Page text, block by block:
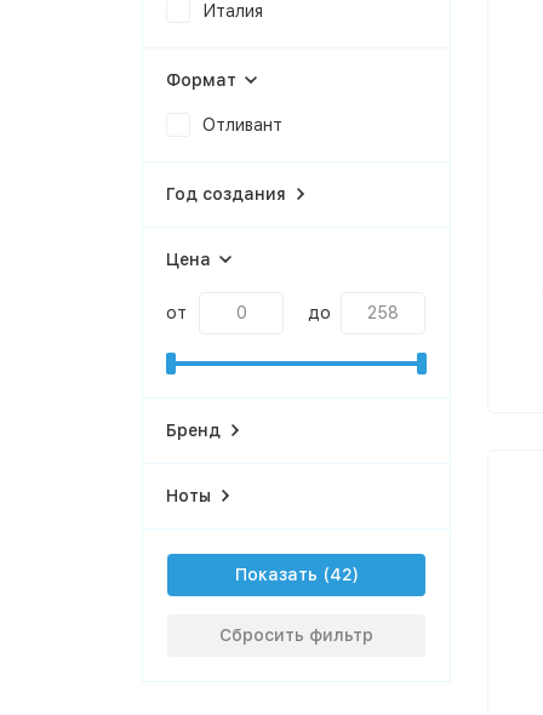
Италия
Формат
Отливант
Год создания
Цена
от до
Бренд
Ноты
Показать
Сбросить фильтр